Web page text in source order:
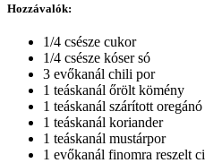
Hozzávalók:
1/4 csésze cukor
1/4 csésze kóser só
3 evőkanál chili por
1 teáskanál őrölt kömény
1 teáskanál szárított oregánó
1 teáskanál koriander
1 teáskanál mustárpor
1 evőkanál finomra reszelt